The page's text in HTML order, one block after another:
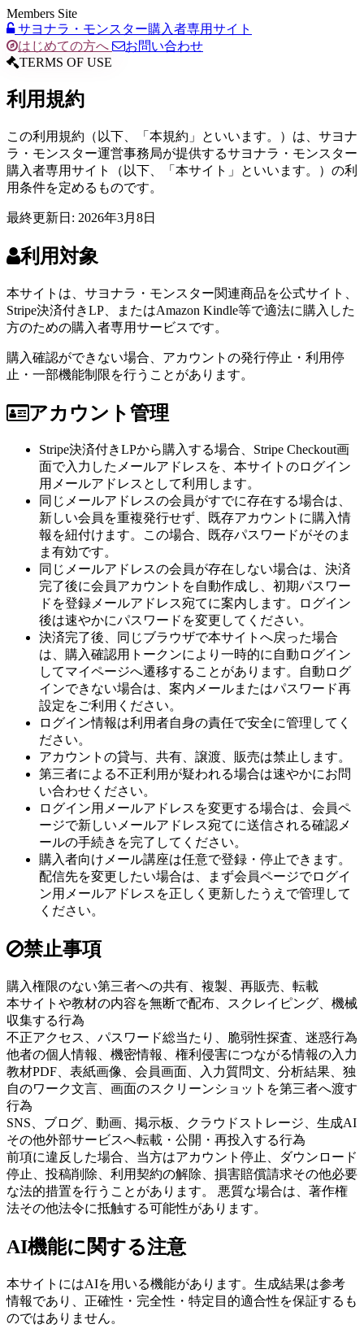
Members Site
サヨナラ・モンスター購入者専用サイト
はじめての方へ
お問い合わせ
TERMS OF USE
利用規約
この利用規約（以下、「本規約」といいます。）は、サヨナ
ラ・モンスター運営事務局が提供するサヨナラ・モンスター
購入者専用サイト（以下、「本サイト」といいます。）の利
用条件を定めるものです。
最終更新日: 2026年3月8日
利用対象
本サイトは、サヨナラ・モンスター関連商品を公式サイト、
Stripe決済付きLP、またはAmazon Kindle等で適法に購入した
方のための購入者専用サービスです。
購入確認ができない場合、アカウントの発行停止・利用停
止・一部機能制限を行うことがあります。
アカウント管理
Stripe決済付きLPから購入する場合、Stripe Checkout画
面で入力したメールアドレスを、本サイトのログイン
用メールアドレスとして利用します。
同じメールアドレスの会員がすでに存在する場合は、
新しい会員を重複発行せず、既存アカウントに購入情
報を紐付けます。この場合、既存パスワードがそのま
ま有効です。
同じメールアドレスの会員が存在しない場合は、決済
完了後に会員アカウントを自動作成し、初期パスワー
ドを登録メールアドレス宛てに案内します。ログイン
後は速やかにパスワードを変更してください。
決済完了後、同じブラウザで本サイトへ戻った場合
は、購入確認用トークンにより一時的に自動ログイン
してマイページへ遷移することがあります。自動ログ
インできない場合は、案内メールまたはパスワード再
設定をご利用ください。
ログイン情報は利用者自身の責任で安全に管理してく
ださい。
アカウントの貸与、共有、譲渡、販売は禁止します。
第三者による不正利用が疑われる場合は速やかにお問
い合わせください。
ログイン用メールアドレスを変更する場合は、会員ペ
ージで新しいメールアドレス宛てに送信される確認メ
ールの手続きを完了してください。
購入者向けメール講座は任意で登録・停止できます。
配信先を変更したい場合は、まず会員ページでログイ
ン用メールアドレスを正しく更新したうえで管理して
ください。
禁止事項
購入権限のない第三者への共有、複製、再販売、転載
本サイトや教材の内容を無断で配布、スクレイピング、機械
収集する行為
不正アクセス、パスワード総当たり、脆弱性探査、迷惑行為
他者の個人情報、機密情報、権利侵害につながる情報の入力
教材PDF、表紙画像、会員画面、入力質問文、分析結果、独
自のワーク文言、画面のスクリーンショットを第三者へ渡す
行為
SNS、ブログ、動画、掲示板、クラウドストレージ、生成AI
その他外部サービスへ転載・公開・再投入する行為
前項に違反した場合、当方はアカウント停止、ダウンロード
停止、投稿削除、利用契約の解除、損害賠償請求その他必要
な法的措置を行うことがあります。 悪質な場合は、著作権
法その他法令に抵触する可能性があります。
AI機能に関する注意
本サイトにはAIを用いる機能があります。生成結果は参考
情報であり、正確性・完全性・特定目的適合性を保証するも
のではありません。